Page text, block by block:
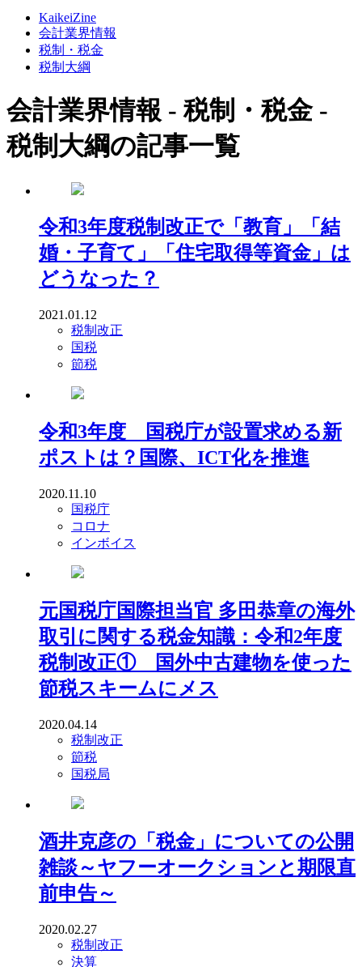
KaikeiZine
会計業界情報
税制・税金
税制大綱
会計業界情報 - 税制・税金 -
税制大綱の記事一覧
令和3年度税制改正で「教育」「結
婚・子育て」「住宅取得等資金」は
どうなった？
2021.01.12
税制改正
国税
節税
令和3年度 国税庁が設置求める新
ポストは？国際、ICT化を推進
2020.11.10
国税庁
コロナ
インボイス
元国税庁国際担当官 多田恭章の海外
取引に関する税金知識：令和2年度
税制改正① 国外中古建物を使った
節税スキームにメス
2020.04.14
税制改正
節税
国税局
酒井克彦の「税金」についての公開
雑談～ヤフーオークションと期限直
前申告～
2020.02.27
税制改正
決算